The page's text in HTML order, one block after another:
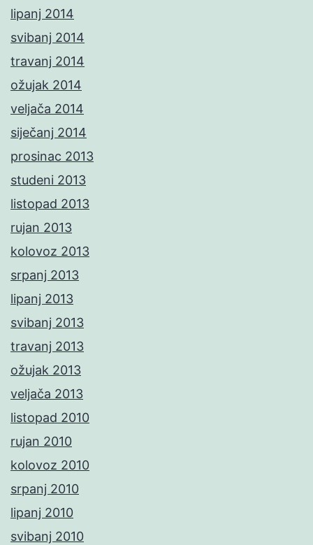
lipanj 2014
svibanj 2014
travanj 2014
ožujak 2014
veljača 2014
siječanj 2014
prosinac 2013
studeni 2013
listopad 2013
rujan 2013
kolovoz 2013
srpanj 2013
lipanj 2013
svibanj 2013
travanj 2013
ožujak 2013
veljača 2013
listopad 2010
rujan 2010
kolovoz 2010
srpanj 2010
lipanj 2010
svibanj 2010